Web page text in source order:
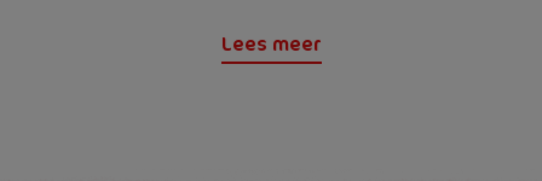
Lees meer